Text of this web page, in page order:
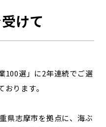
けて
100選」に2年連続でご選
ります。
県志摩市を拠点に、海ぶ